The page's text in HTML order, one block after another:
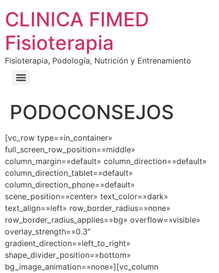
CLINICA FIMED
Fisioterapia
Fisioterapia, Podología, Nutrición y Entrenamiento
PODOCONSEJOS
[vc_row type=»in_container»
full_screen_row_position=»middle»
column_margin=»default» column_direction=»default»
column_direction_tablet=»default»
column_direction_phone=»default»
scene_position=»center» text_color=»dark»
text_align=»left» row_border_radius=»none»
row_border_radius_applies=»bg» overflow=»visible»
overlay_strength=»0.3″
gradient_direction=»left_to_right»
shape_divider_position=»bottom»
bg_image_animation=»none»][vc_column